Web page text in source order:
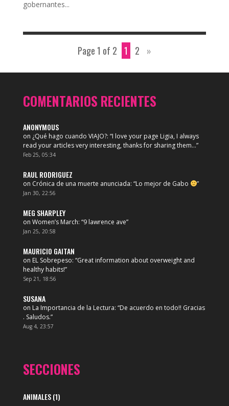
gobernantes...
Page 1 of 2 1 2 »
COMENTARIOS RECIENTES
ANONYMOUS
on ¿Qué hago cuando VIAJO?: “I love your page Ligia, I always
read your articles very interesting, thanks for sharing them…”
Feb 25, 05:34
RAUL RODRIGUEZ
on Crónica de una muerte anunciada: “Lo mejor de Gabo ”
Jan 30, 22:56
MEG SHARPLEY
on Women’s March: “9 lawrence ave”
Jan 25, 20:58
MAURICIO GAITAN
on EL Sobrepeso: “Great information about overweight and
healthy habits!”
Sep 21, 18:56
SUSANA
on La Importancia de la Lectura: “De acuerdo en todo!! Gracias
. Saludos.”
Aug 4, 23:57
SECCIONES
ANIMALES(1)